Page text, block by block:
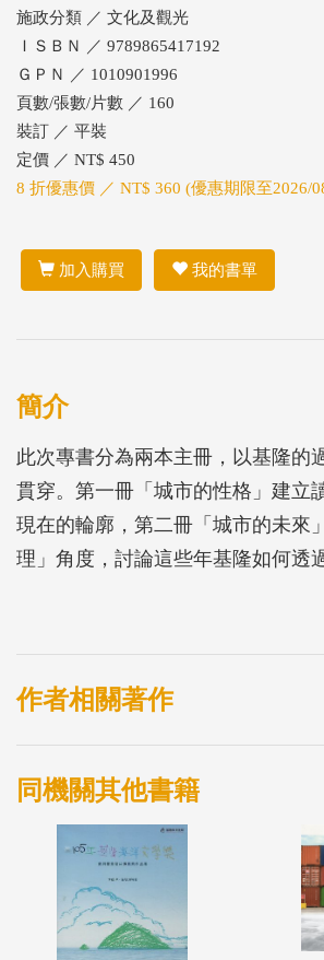
施政分類 ／ 文化及觀光
ＩＳＢＮ ／ 9789865417192
ＧＰＮ ／ 1010901996
頁數/張數/片數 ／ 160
裝訂 ／ 平裝
定價 ／ NT$ 450
8 折優惠價 ／ NT$ 360 (優惠期限至2026/
加入購買 我的書單
簡介
此次專書分為兩本主冊，以基隆的
貫穿。第一冊「城市的性格」建立
現在的輪廓，第二冊「城市的未來
理」角度，討論這些年基隆如何透
作者相關著作
同機關其他書籍